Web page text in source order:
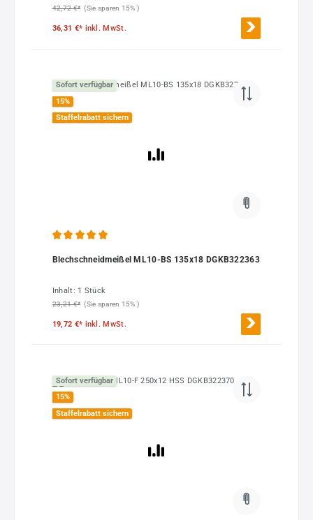
42,72 €* (Sie sparen 15% )
36,31 €* inkl. MwSt.
Sofort verfügbar
15%
Staffelrabatt sichern
Blechschneidmeißel ML10-BS 135x18 DGKB322363
Inhalt: 1 Stück
23,21 €* (Sie sparen 15% )
19,72 €* inkl. MwSt.
Sofort verfügbar
15%
Staffelrabatt sichern